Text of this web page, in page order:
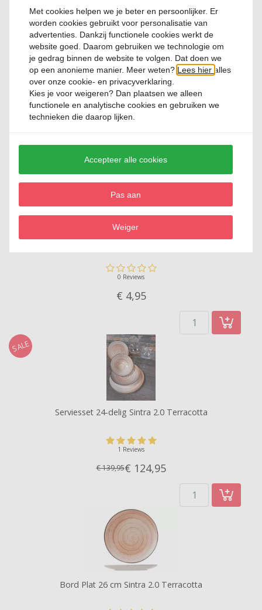
Kom 16 cm Sintra 2.0 Terracotta
0 Reviews
€ 4,95
Dessertbord 20 cm Sintra 2.0 Ivy Green
0 Reviews
€ 4,95
SALE
Serviesset 24-delig Sintra 2.0 Terracotta
1 Reviews
€ 139,95€ 124,95
Bord Plat 26 cm Sintra 2.0 Terracotta
Met cookies helpen we je beter en persoonlijker. Er
worden cookies gebruikt voor personalisatie van
advertenties. Dankzij functionele cookies werkt de
website goed. Daarom gebruiken we technologie om
je gedrag binnen de website te volgen. Dat doen we
op een anonieme manier. Meer weten? Lees hier alles
over onze cookie- en privacyverklaring.
Kies je voorweigeren? Dan plaatsen we alleen
functionele en analytische cookies en gebruiken we
technieken die daarop lijken.
Accepteer alle cookies
Pas aan
Weiger